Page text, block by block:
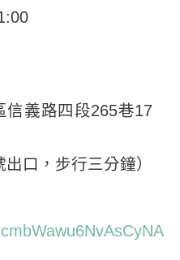
信義路四段265巷17
口，步行三分鐘）